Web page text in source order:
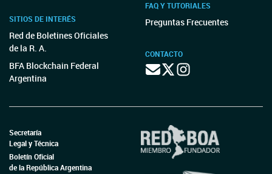
SITIOS DE INTERÉS
Red de Boletines Oficiales
de la R. A.
BFA Blockchain Federal
Argentina
FAQ Y TUTORIALES
Preguntas Frecuentes
CONTACTO
Secretaría
Legal y Técnica
Boletín Oficial
de la República Argentina